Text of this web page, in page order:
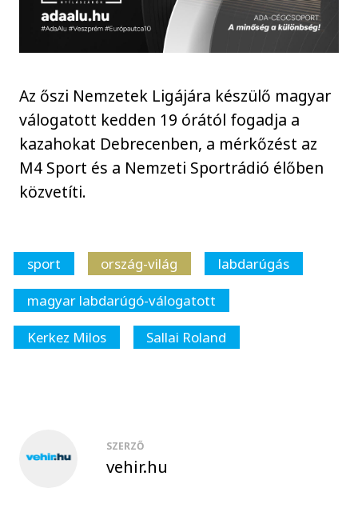
Az őszi Nemzetek Ligájára készülő magyar
válogatott kedden 19 órától fogadja a
kazahokat Debrecenben, a mérkőzést az
M4 Sport és a Nemzeti Sportrádió élőben
közvetíti.
sport ország-világ
labdarúgás
magyar labdarúgó-válogatott
Kerkez Milos
Sallai Roland
SZERZŐ
vehir.hu